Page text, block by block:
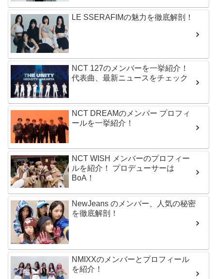
LE SSERAFIMの魅力を徹底解剖！
NCT 127のメンバーを一挙紹介！
代表曲、最新ニュースをチェック
NCT DREAMのメンバー プロフィ
ールを一挙紹介！
NCT WISH メンバーのプロフィー
ルを紹介！ プロデューサーは
BoA！
NewJeans のメンバー、人気の秘密
を徹底解剖！
NMIXXのメンバーとプロフィール
を紹介！